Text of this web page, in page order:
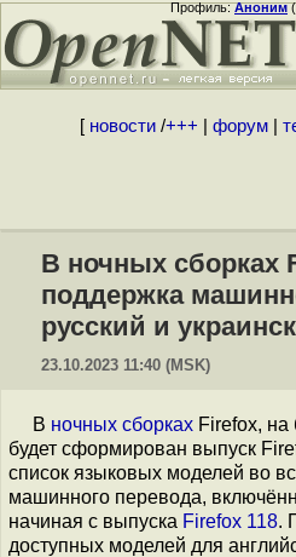
Профиль:Аноним(
[ новости/+++ форум|
В ночных сборках
поддержка
русский и
23.10.2023 11:40 (MSK)
В ночных сборках Firefox, на
будет сформирован выпуск
список языковых моделей во
машинного перевода,
начиная с выпуска Firefox 118.
доступных моделей для